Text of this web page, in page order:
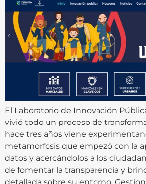
El Laboratorio de Innovación
vivió todo un proceso de
hace tres años viene
metamorfosis que empezó con la
datos y acercándolos a los
de fomentar la transparencia y
detallada sobre su entorno.